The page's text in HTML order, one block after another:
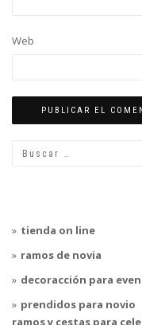
Web
tienda on line
ramos de novia
decoracción para
prendidos para novio
ramos y cestas para